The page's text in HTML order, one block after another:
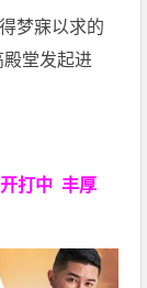
梦寐以求的
堂发起进
打中 丰厚